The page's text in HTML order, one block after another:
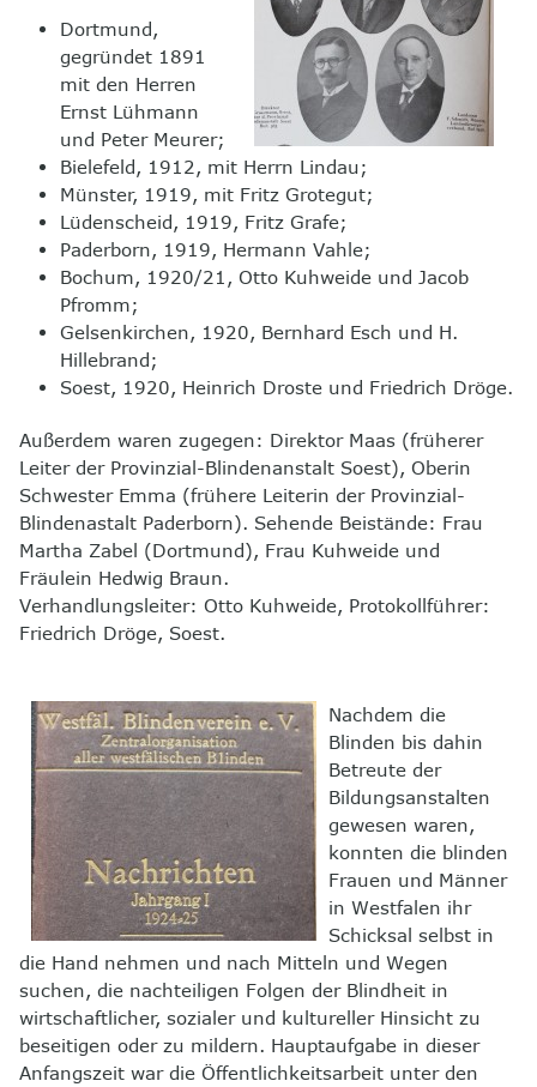
Dortmund,
gegründet 1891
mit den Herren
Ernst Lühmann
und Peter Meurer;
Bielefeld, 1912, mit Herrn Lindau;
Münster, 1919, mit Fritz Grotegut;
Lüdenscheid, 1919, Fritz Grafe;
Paderborn, 1919, Hermann Vahle;
Bochum, 1920/21, Otto Kuhweide und Jacob
Pfromm;
Gelsenkirchen, 1920, Bernhard Esch und H.
Hillebrand;
Soest, 1920, Heinrich Droste und Friedrich Dröge.
Außerdem waren zugegen: Direktor Maas (früherer
Leiter der Provinzial-Blindenanstalt Soest), Oberin
Schwester Emma (frühere Leiterin der Provinzial-
Blindenastalt Paderborn). Sehende Beistände: Frau
Martha Zabel (Dortmund), Frau Kuhweide und
Fräulein Hedwig Braun.
Verhandlungsleiter: Otto Kuhweide, Protokollführer:
Friedrich Dröge, Soest.
Nachdem die
Blinden bis dahin
Betreute der
Bildungsanstalten
gewesen waren,
konnten die blinden
Frauen und Männer
in Westfalen ihr
Schicksal selbst in
die Hand nehmen und nach Mitteln und Wegen
suchen, die nachteiligen Folgen der Blindheit in
wirtschaftlicher, sozialer und kultureller Hinsicht zu
beseitigen oder zu mildern. Hauptaufgabe in dieser
Anfangszeit war die Öffentlichkeitsarbeit unter den